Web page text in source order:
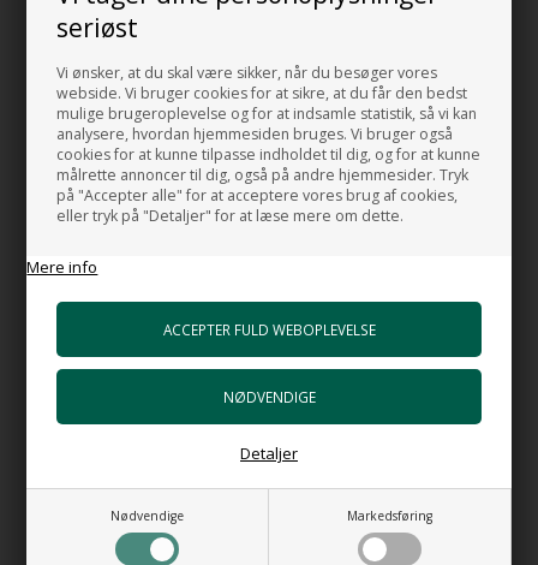
seriøst
Vi ønsker, at du skal være sikker, når du besøger vores
webside. Vi bruger cookies for at sikre, at du får den bedst
mulige brugeroplevelse og for at indsamle statistik, så vi kan
analysere, hvordan hjemmesiden bruges. Vi bruger også
cookies for at kunne tilpasse indholdet til dig, og for at kunne
målrette annoncer til dig, også på andre hjemmesider. Tryk
på "Accepter alle" for at acceptere vores brug af cookies,
eller tryk på "Detaljer" for at læse mere om dette.
Mere info
Nødvendige Markedsføring
Detaljer
Gå til varen
Bundventil Push AT i hvid porcelæn
+750,00 DKK
Gå til varen
Bundventil Push i forkromet messing
+489,00 DKK
Top 63 mm